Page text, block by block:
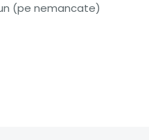
(pe nemancate)